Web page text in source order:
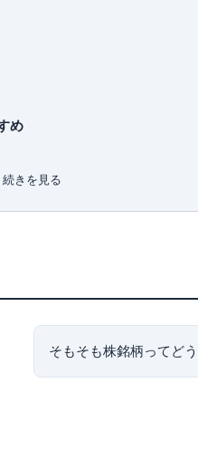
め
続きを見る
そもそも株銘柄ってど